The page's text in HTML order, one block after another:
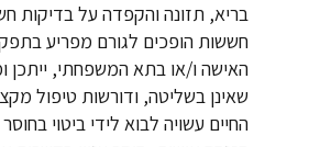
בריא, תזונה והקפדה על בדיקות
חששות הופכים לגורם מפריע
האישה ו/או בתא המשפחתי, ייתכן
שאינן בשליטה, ודורשות טיפול
החיים עשויה לבוא לידי ביטוי